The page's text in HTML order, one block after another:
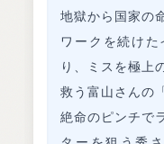
地獄から国家の
ワークを続け
り、ミスを極上
救う富山さんの
絶命のピンチで